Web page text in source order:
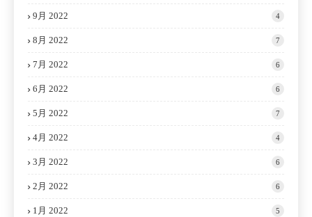
9月 2022 4
8月 2022 7
7月 2022 6
6月 2022 6
5月 2022 7
4月 2022 4
3月 2022 6
2月 2022 6
1月 2022 5